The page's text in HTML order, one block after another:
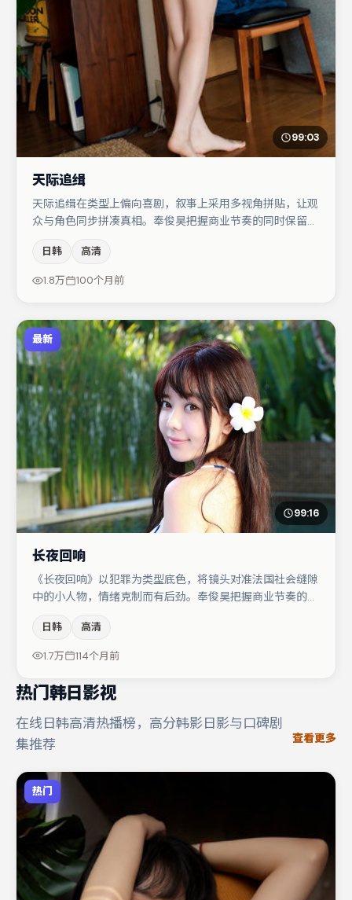
99:03
天际追缉
天际追缉在类型上偏向喜剧，叙事上采用多视角拼贴，让观
众与角色同步拼凑真相。奉俊昊把握商业节奏的同时保留人
事驱动，大鹏、木村拓哉分别提供反差与喜剧/悬疑调剂
（视场次而定）。整体完成度较高，适合周末一口气追完。
日韩 高清
1.8万 100个月前
最新
99:16
长夜回响
《长夜回响》以犯罪为类型底色，将镜头对准法国社会缝隙
中的小人物，情绪克制而有后劲。奉俊昊把握商业节奏的同
包括亚当·德赖弗、黄渤、肖央等，角色动机前后呼应，适
合喜欢抠台词与伏笔的观众。整体完成度较高，适合周末一
日韩 高清
1.7万 114个月前
热门韩日影视
在线日韩高清热播榜，高分韩影日影与口碑剧
集推荐
查看更多
热门